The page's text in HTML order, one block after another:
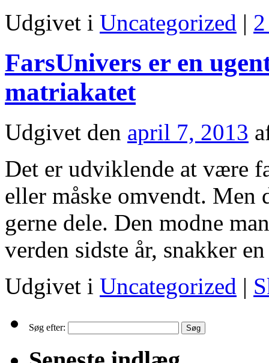
Udgivet i Uncategorized |
FarsUnivers er en
matriakatet
Udgivet den april 7, 2013
Det er udviklende at være
eller måske omvendt.
gerne dele. Den modne
verden sidste år, snakker
Udgivet i Uncategorized |
Søg efter: